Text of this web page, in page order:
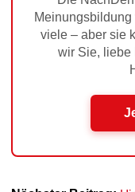
viele – aber sie
wir Sie, liebe